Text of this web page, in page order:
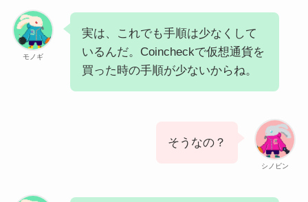
モノギ
実は、これでも手順は少なくして
いるんだ。Coincheckで仮想通貨を
買った時の手順が少ないからね。
シノビン
そうなの？